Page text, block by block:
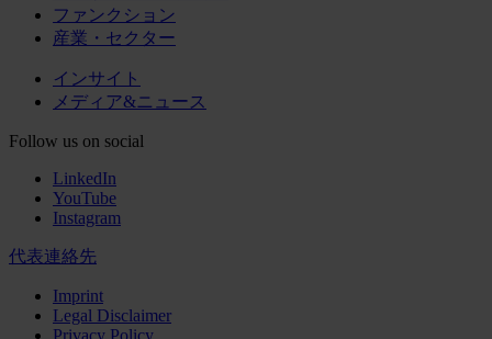
ファンクション
産業・セクター
インサイト
メディア&ニュース
Follow us on social
LinkedIn
YouTube
Instagram
代表連絡先
Imprint
Legal Disclaimer
Privacy Policy